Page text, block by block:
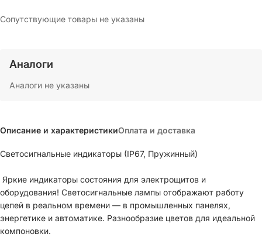
Сопутствующие товары не указаны
Аналоги
Аналоги не указаны
Описание и характеристикиОплата и доставка
Светосигнальные индикаторы (IP67, Пружинный)
Яркие индикаторы состояния для электрощитов и
оборудования! Светосигнальные лампы отображают работу
цепей в реальном времени — в промышленных панелях,
энергетике и автоматике. Разнообразие цветов для идеальной
компоновки.